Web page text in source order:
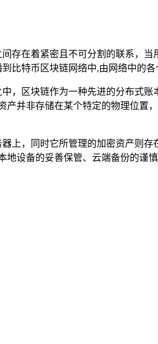
存在着紧密且不可分割的联系，
比特币区块链网络中,由网络中的各
，区块链作为一种先进的分布式
并非存储在某个特定的物理位置
上，同时它所管理的加密资产则
设备的妥善保管、云端备份的谨